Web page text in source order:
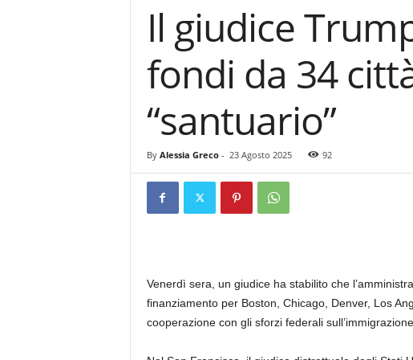
Il giudice
fondi da 34
“santuario”
By Alessia Greco- 23 Agosto 2025 92
Venerdì sera, un giudice ha stabilito che
finanziamento per Boston, Chicago, Denver, Los
cooperazione con gli sforzi federali sull’immigrazione.